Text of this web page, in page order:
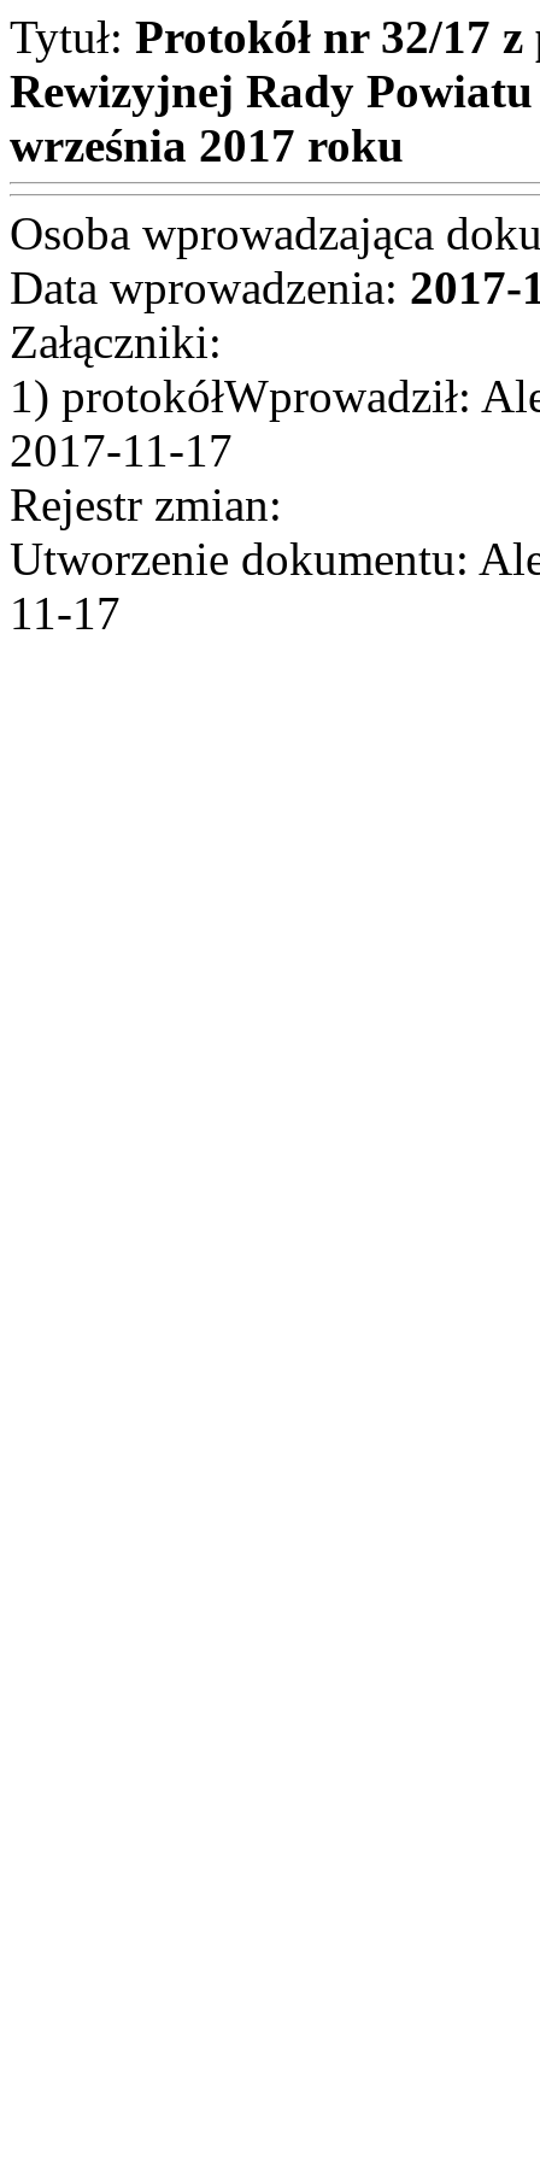
Tytuł: Protokół nr 32/17
Rewizyjnej Rady
września 2017 roku
Osoba wprowadzająca
Data wprowadzenia: 2017-
Załączniki:
1) protokółWprowadził:
2017-11-17
Rejestr zmian:
Utworzenie dokumentu:
11-17